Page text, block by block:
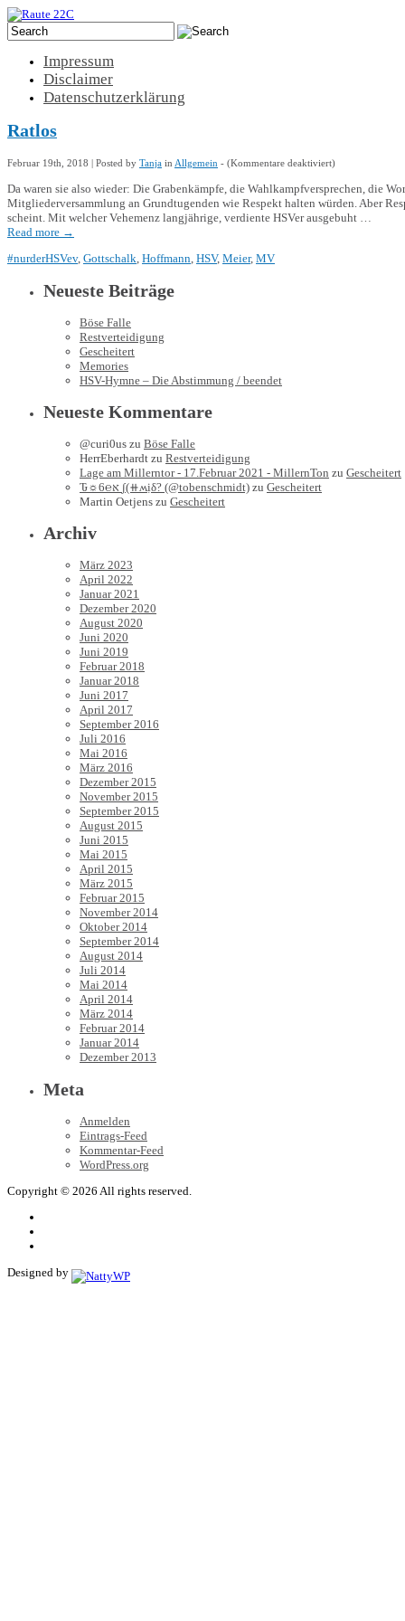
Impressum
Disclaimer
Datenschutzerklärung
Ratlos
Februar 19th, 2018 | Posted by Tanja in Allgemein - (Kommentare deaktiviertfür
Ratlos
)
Da waren sie also wieder: Die Grabenkämpfe, die Wahlkampfversprechen, die
Mitgliederversammlung an Grundtugenden wie Respekt halten würden. Aber
scheint. Mit welcher Vehemenz langjährige, verdiente HSVer ausgebuht …
Read more →
#nurderHSVev, Gottschalk, Hoffmann, HSV, Meier, MV
Neueste Beiträge
Böse Falle
Restverteidigung
Gescheitert
Memories
HSV-Hymne – Die Abstimmung / beendet
Neueste Kommentare
@curi0us zu Böse Falle
HerrEberhardt zu Restverteidigung
Lage am Millerntor - 17.Februar 2021 - MillernTon zu Gescheitert
Ԏ☼6℮א ∫(⧺ʍịδ? (@tobenschmidt) zu Gescheitert
Martin Oetjens zu Gescheitert
Archiv
März 2023
April 2022
Januar 2021
Dezember 2020
August 2020
Juni 2020
Juni 2019
Februar 2018
Januar 2018
Juni 2017
April 2017
September 2016
Juli 2016
Mai 2016
März 2016
Dezember 2015
November 2015
September 2015
August 2015
Juni 2015
Mai 2015
April 2015
März 2015
Februar 2015
November 2014
Oktober 2014
September 2014
August 2014
Juli 2014
Mai 2014
April 2014
März 2014
Februar 2014
Januar 2014
Dezember 2013
Meta
Anmelden
Eintrags-Feed
Kommentar-Feed
WordPress.org
Copyright © 2026 All rights reserved.
Designed by